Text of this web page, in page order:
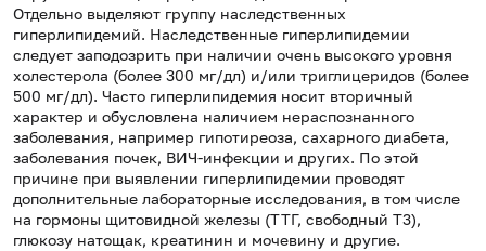
Отдельно выделяют группу наследственных
гиперлипидемий. Наследственные гиперлипидемии
следует заподозрить при наличии очень высокого уровня
холестерола (более 300 мг/дл) и/или триглицеридов (более
500 мг/дл). Часто гиперлипидемия носит вторичный
характер и обусловлена наличием нераспознанного
заболевания, например гипотиреоза, сахарного диабета,
заболевания почек, ВИЧ-инфекции и других. По этой
причине при выявлении гиперлипидемии проводят
дополнительные лабораторные исследования, в том числе
на гормоны щитовидной железы (ТТГ, свободный Т3),
глюкозу натощак, креатинин и мочевину и другие.